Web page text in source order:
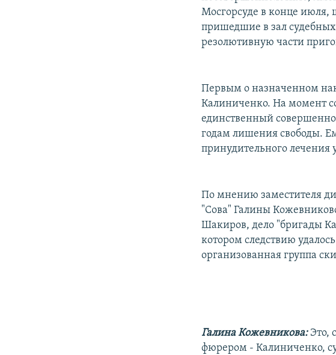
Мосгорсуде в конце
пришедшие в зал
резолютивную части
Первым о назначенном
Калиниченко. На момент
единственный
годам лишения свободы.
принудительного лечения
По мнению заместителя
"Сова" Галины
Шакиров, дело "бригады
котором следствию
организованная группа
Галина Кожевникова: Это,
фюрером - Калиниченко,